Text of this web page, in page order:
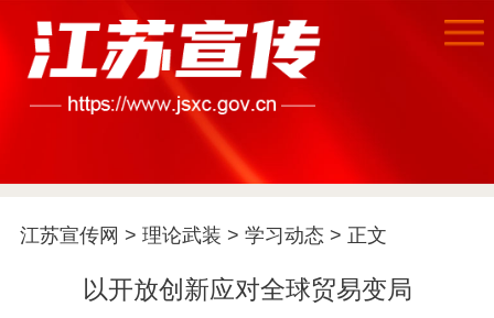
江苏宣传网 > 理论武装 > 学习动态 > 正文
以开放创新应对全球贸易变局